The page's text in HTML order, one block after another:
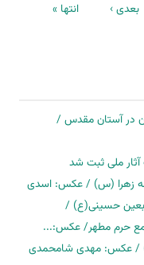
بعدی › انتها »
در آستان مقدس /
ملی ثبت شد
زهرا (س) / عکس: اسدی
حسینی(ع) /
حرم مطهر/ عکس:...
/ عکس: مهدی شامحمدی